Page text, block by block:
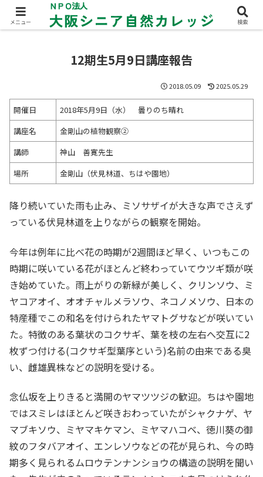
12期生5月9日講座報告
2018.05.09 2025.05.29
開催日
2018年5月9日（水） 曇りのち晴れ
講座名
金剛山の植物観察②
講師
神山 善寛先生
場所
金剛山（伏見林道、ちはや園地）
降り続いていた雨も止み、ミソサザイが大きな声でさえず
っている伏見林道を上りながらの観察を開始。
今年は例年に比べ花の時期が2週間ほど早く、いつもこの
時期に咲いている花がほとんど終わっていてウツギ類が咲
き始めていた。雨上がりの新緑が美しく、クリンソウ、ミ
ヤコアオイ、オオチャルメラソウ、ネコノメソウ、日本の
特産種でこの和名を付けられたヤマトグサなどが咲いてい
た。特徴のある葉状のコクサギ、葉を枝の左右へ交互に2
枚ずつ付ける(コクサギ型葉序という)名前の由来である臭
い、雌雄異株などの説明を受ける。
念仏坂を上りきると満開のヤマツツジの歓迎。ちはや園地
ではスミレはほとんど咲きおわっていたがシャクナゲ、ヤ
マブキソウ、ミヤマキケマン、ミヤマハコベ、徳川葵の御
紋のフタバアオイ、エンレソウなどの花が見られ、今の時
期多く見られるムロウテンナンショウの構造の説明を聞い
メニュー 検索